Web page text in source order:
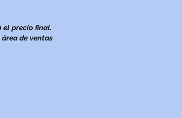
el precio final.
de ventas